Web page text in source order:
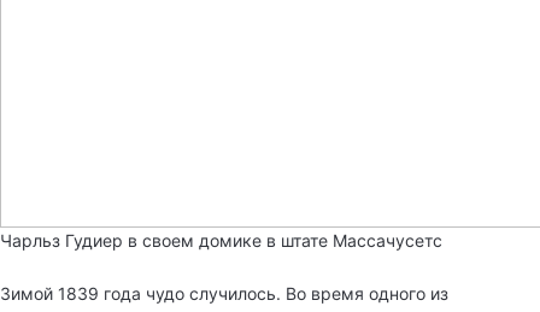
Чарльз Гудиер в своем домике в штате Массачусетс
Зимой 1839 года чудо случилось. Во время одного из